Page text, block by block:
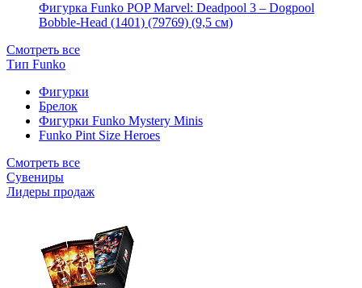
Фигурка Funko POP Marvel: Deadpool 3 – Dogpool
Bobble-Head (1401) (79769) (9,5 см)
Смотреть все
Тип Funko
Фигурки
Брелок
Фигурки Funko Mystery Minis
Funko Pint Size Heroes
Смотреть все
Сувениры
Лидеры продаж